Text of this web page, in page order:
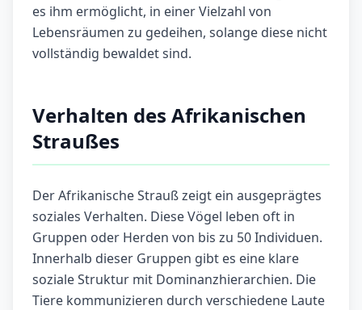
es ihm ermöglicht, in einer Vielzahl von
Lebensräumen zu gedeihen, solange diese nicht
vollständig bewaldet sind.
Verhalten des Afrikanischen
Straußes
Der Afrikanische Strauß zeigt ein ausgeprägtes
soziales Verhalten. Diese Vögel leben oft in
Gruppen oder Herden von bis zu 50 Individuen.
Innerhalb dieser Gruppen gibt es eine klare
soziale Struktur mit Dominanzhierarchien. Die
Tiere kommunizieren durch verschiedene Laute